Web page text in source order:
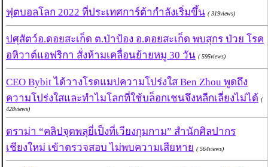
ฟุตบอลโลก 2022 ที่ประเทศการ์ต้ากำลังเริ่มขึ้น ( 319views)
ปศุสัตว์อ.ดอยสะเก็ด ต.ป่าป้อง อ.ดอยสะเก็ด พบสุกร ป่วย โรค
อหิวาต์แอฟริกา สั่งห้ามเคลื่อนย้ายหมู 30 วัน ( 595views)
CEO Bybit ได้วางโรดแมปความโปร่งใส Ben Zhou พูดถึง
ความโปร่งใสและทำไมโลกที่ใช้บล็อกเชนจึงหลีกเลี่ยงไม่ได้ (
428views)
ดราม่า “คลิปจุดพลุยี่เป็งที่เวียงกุมกาม” สำนักศิลปากร
เชียงใหม่ เข้าตรวจสอบ ไม่พบความเสียหาย ( 564views)